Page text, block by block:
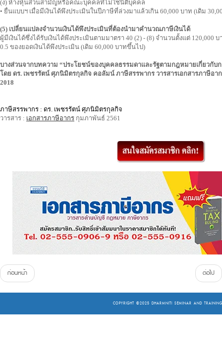
(ง) ห้างหุ้นส่วนสามัญหรือคณะบุคคลที่ไม่ใช่นิติบุคคล
• ยื่นแบบฯ เมื่อมีเงินได้พึงประเมินในปีภาษีที่ล่วงมาแล้วเกิน 60,000 บาท (เดิม
(5) เปลี่ยนแปลงจำนวนเงินได้พึงประเมินที่ต้องนำมาคำนวณภาษีเงินได้
ผู้มีเงินได้ซึ่งได้รับเงินได้พึงประเมินตามมาตรา 40 (2) - (8) จำนวนตั้งแต่
0.5 ของยอดเงินได้พึงประเมิน (เดิม 60,000 บาทขึ้นไป)
บางส่วนจากบทความ “ประโยชน์ของบุคคลธรรมดาและรัฐตามกฎหมายเกี่ยวกับก
โดย ดร. เพชรรัตน์ ศุภนิมิตรกุลกิจ คอลัมน์ ภาษีสรรพากร วารสารเอกสารภาษีอา
2018
ภาษีสรรพากร : ดร. เพชรรัตน์ ศุภนิมิตรกุลกิจ
วารสาร : เอกสารภาษีอากร กุมภาพันธ์ 2561
ก่อนหน้า ต่อไป
COPYRIGHT ©2025 DHARMNITI SEMINAR AND